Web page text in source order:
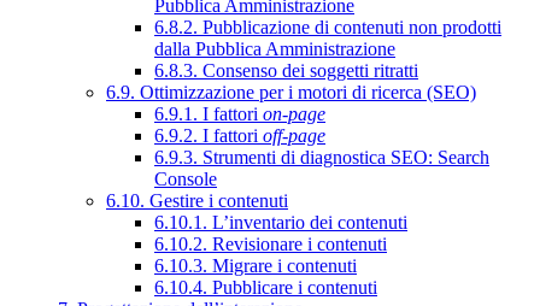
Pubblica Amministrazione
6.8.2. Pubblicazione di contenuti non prodotti
dalla Pubblica Amministrazione
6.8.3. Consenso dei soggetti ritratti
6.9. Ottimizzazione per i motori di ricerca (SEO)
6.9.1. I fattori on-page
6.9.2. I fattori off-page
6.9.3. Strumenti di diagnostica SEO: Search
Console
6.10. Gestire i contenuti
6.10.1. L’inventario dei contenuti
6.10.2. Revisionare i contenuti
6.10.3. Migrare i contenuti
6.10.4. Pubblicare i contenuti